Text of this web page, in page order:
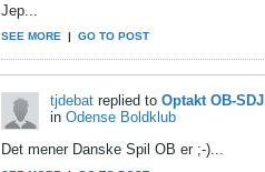
Jep...
SEE MORE GO TO POST
tjdebat replied to Optakt OB-SDJ
in Odense Boldklub
Det mener Danske Spil OB er ;-)...